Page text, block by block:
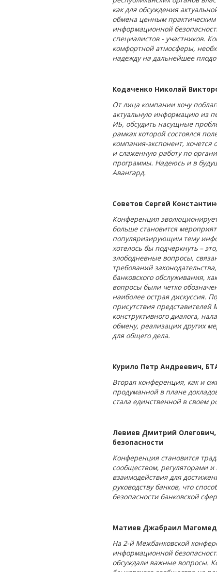
как для обсуждения
обмена ценным
информационной
специалистов - участников.
комфортной атмосферы,
надежду на дальнейшее
Кодаченко Николай
От лица компании хочу
актуальную информацию из
ИБ, обсудить насущные
рамках которой состоялся
компания-экспонент,
и слаженную работу по
программы. Надеюсь и в
Авангард.
Советов Сергей
Конференция эволюционирует
больше становится
популяризирующим тему
хотелось бы подчеркнуть –
злободневные вопросы,
требований
банковского обслуживания,
вопросы были четко
наиболее острая дискуссия.
присутствия
конструктивного диалога,
обмену, реализации других
для общего дела.
Курило Петр Андреевич,
Вторая конференция, как и
продуманной в плане
стала единственной в своем
Левиев Дмитрий
безопасности
Конференция становится
сообществом, регуляторами
взаимодействия для
руководству банков, что
безопасности банковской
Матиев Джабраил
На 2-й Межбанковской
информационной
обсуждали важные вопросы.